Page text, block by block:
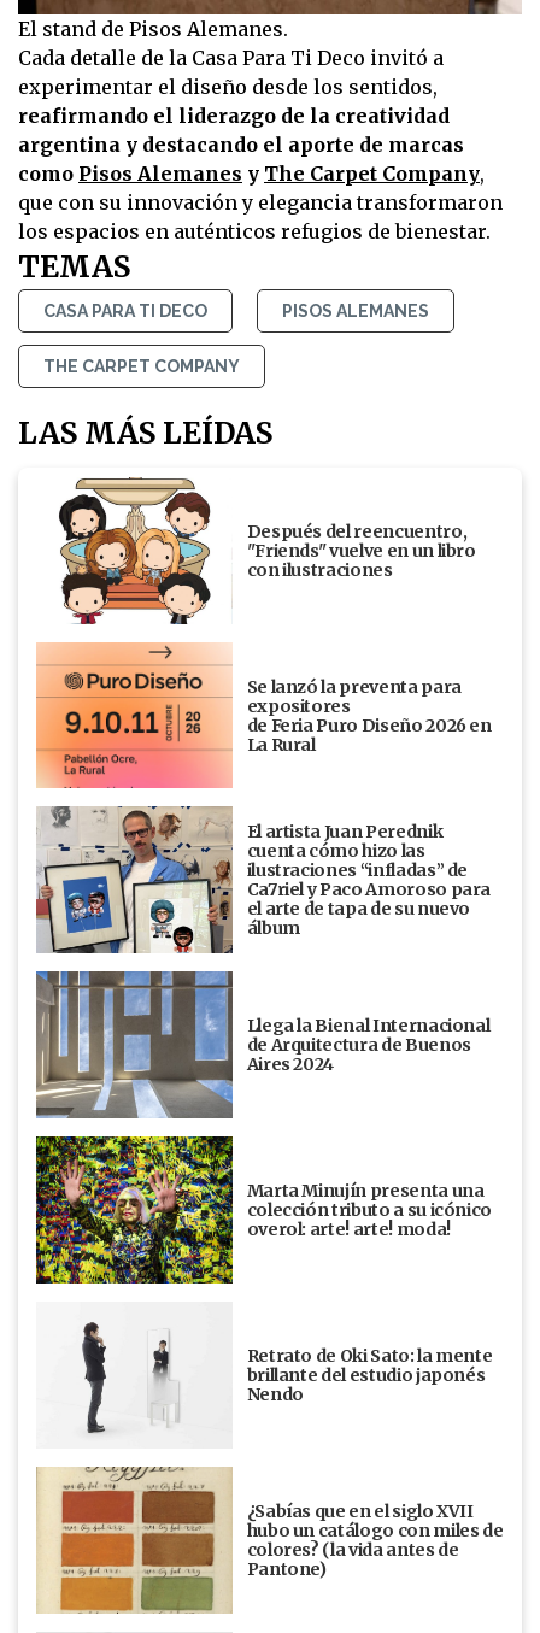
El stand de Pisos Alemanes.
Cada detalle de la Casa Para Ti Deco invitó a
experimentar el diseño desde los sentidos,
reafirmando el liderazgo de la creatividad
argentina y destacando el aporte de marcas
como Pisos Alemanes y The Carpet Company,
que con su innovación y elegancia transformaron
los espacios en auténticos refugios de bienestar.
TEMAS
CASA PARA TI DECO PISOS ALEMANES
THE CARPET COMPANY
LAS MÁS LEÍDAS
Después del reencuentro,
"Friends" vuelve en un libro
con ilustraciones
Se lanzó la preventa para
expositores
de Feria Puro Diseño 2026 en
La Rural
El artista Juan Perednik
cuenta cómo hizo las
ilustraciones “infladas” de
Ca7riel y Paco Amoroso para
el arte de tapa de su nuevo
álbum
Llega la Bienal Internacional
de Arquitectura de Buenos
Aires 2024
Marta Minujín presenta una
colección tributo a su icónico
overol: arte! arte! moda!
Retrato de Oki Sato: la mente
brillante del estudio japonés
Nendo
¿Sabías que en el siglo XVII
hubo un catálogo con miles de
colores? (la vida antes de
Pantone)